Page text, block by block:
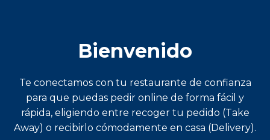
Bienvenido
Te conectamos con tu restaurante de confianza
para que puedas pedir online de forma fácil y
rápida, eligiendo entre recoger tu pedido (Take
Away) o recibirlo cómodamente en casa (Delivery).